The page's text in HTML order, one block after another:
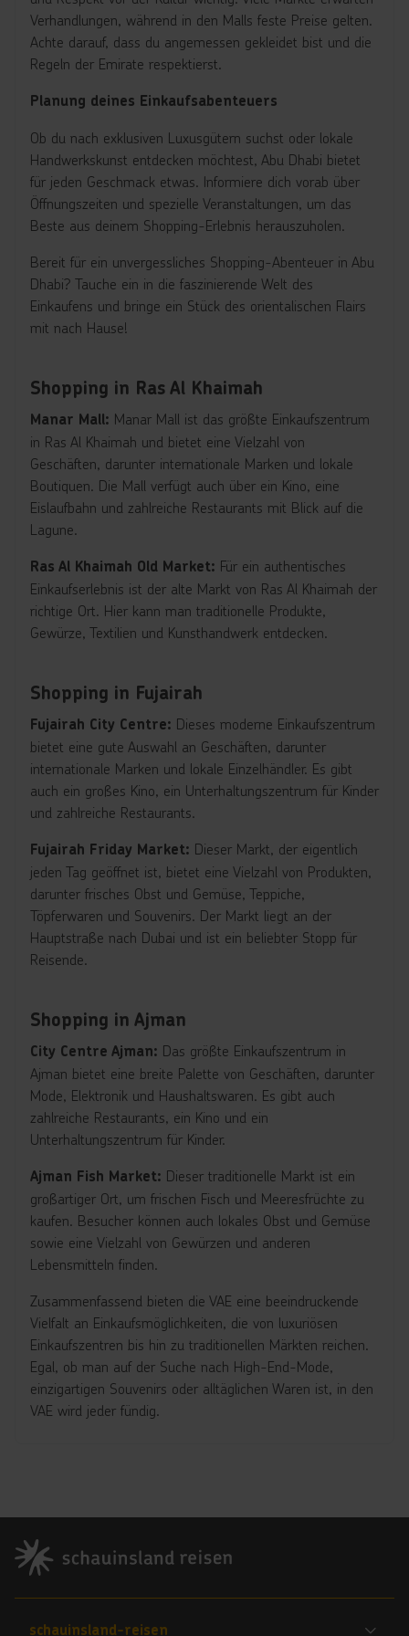
Verhandlungen, während in den Malls feste Preise gelten.
Achte darauf, dass du angemessen gekleidet bist und die
Regeln der Emirate respektierst.
Planung deines Einkaufsabenteuers
Ob du nach exklusiven Luxusgütern suchst oder lokale
Handwerkskunst entdecken möchtest, Abu Dhabi bietet
für jeden Geschmack etwas. Informiere dich vorab über
Öffnungszeiten und spezielle Veranstaltungen, um das
Beste aus deinem Shopping-Erlebnis herauszuholen.
Bereit für ein unvergessliches Shopping-Abenteuer in Abu
Dhabi? Tauche ein in die faszinierende Welt des
Einkaufens und bringe ein Stück des orientalischen Flairs
mit nach Hause!
Shopping in Ras Al Khaimah
Manar Mall: Manar Mall ist das größte Einkaufszentrum
in Ras Al Khaimah und bietet eine Vielzahl von
Geschäften, darunter internationale Marken und lokale
Boutiquen. Die Mall verfügt auch über ein Kino, eine
Eislaufbahn und zahlreiche Restaurants mit Blick auf die
Lagune.
Ras Al Khaimah Old Market: Für ein authentisches
Einkaufserlebnis ist der alte Markt von Ras Al Khaimah der
richtige Ort. Hier kann man traditionelle Produkte,
Gewürze, Textilien und Kunsthandwerk entdecken.
Shopping in Fujairah
Fujairah City Centre: Dieses moderne Einkaufszentrum
bietet eine gute Auswahl an Geschäften, darunter
internationale Marken und lokale Einzelhändler. Es gibt
auch ein großes Kino, ein Unterhaltungszentrum für Kinder
und zahlreiche Restaurants.
Fujairah Friday Market: Dieser Markt, der eigentlich
jeden Tag geöffnet ist, bietet eine Vielzahl von Produkten,
darunter frisches Obst und Gemüse, Teppiche,
Töpferwaren und Souvenirs. Der Markt liegt an der
Hauptstraße nach Dubai und ist ein beliebter Stopp für
Reisende.
Shopping in Ajman
City Centre Ajman: Das größte Einkaufszentrum in
Ajman bietet eine breite Palette von Geschäften, darunter
Mode, Elektronik und Haushaltswaren. Es gibt auch
zahlreiche Restaurants, ein Kino und ein
Unterhaltungszentrum für Kinder.
Ajman Fish Market: Dieser traditionelle Markt ist ein
großartiger Ort, um frischen Fisch und Meeresfrüchte zu
kaufen. Besucher können auch lokales Obst und Gemüse
sowie eine Vielzahl von Gewürzen und anderen
Lebensmitteln finden.
Zusammenfassend bieten die VAE eine beeindruckende
Vielfalt an Einkaufsmöglichkeiten, die von luxuriösen
Einkaufszentren bis hin zu traditionellen Märkten reichen.
Egal, ob man auf der Suche nach High-End-Mode,
einzigartigen Souvenirs oder alltäglichen Waren ist, in den
VAE wird jeder fündig.
Footer navigation
schauinsland-reisen